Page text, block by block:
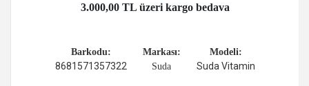
3.000,00 TL üzeri kargo bedava
Barkodu:
8681571357322
Markası:
Suda
Modeli:
Suda Vitamin